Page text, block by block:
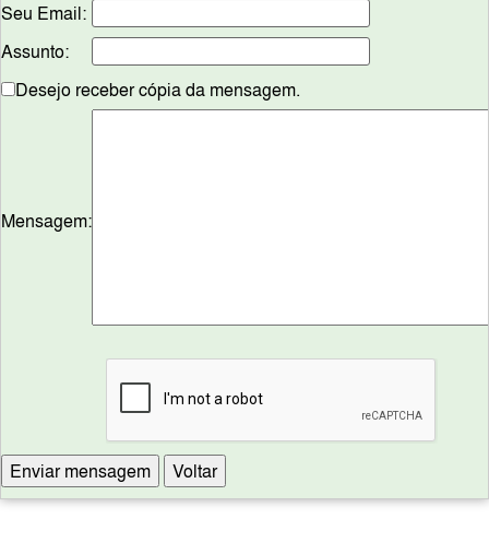
Seu Email:
Assunto:
Desejo receber cópia da mensagem.
Mensagem: